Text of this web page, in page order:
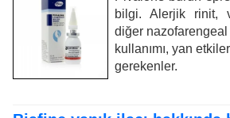
bilgi. Alerjik rinit,
diğer
kullanımı, yan
gerekenler.